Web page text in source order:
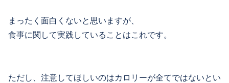
まったく面白くないと思いますが、
食事に関して実践していることはこれです。
ただし、注意してほしいのはカロリーが全てではないとい